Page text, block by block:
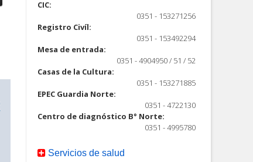
CIC:
0351 - 153271256
Registro Civíl:
0351 - 153492294
Mesa de entrada:
0351 - 4904950 / 51 / 52
Casas de la Cultura:
0351 - 153271885
EPEC Guardia Norte:
0351 - 4722130
Centro de diagnóstico B° Norte:
0351 - 4995780
Servicios de salud